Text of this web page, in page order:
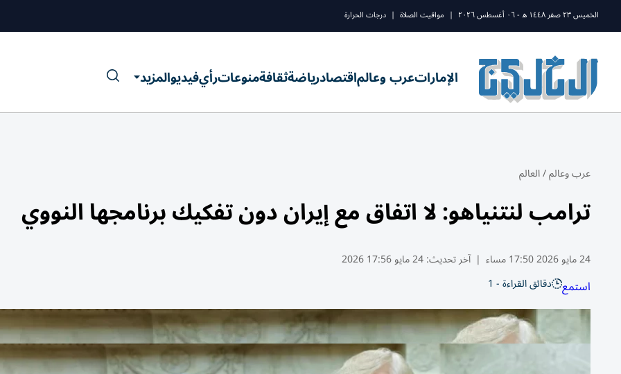
الخميس ٢٣ صفر ١٤٤٨ ه - ٠٦ أغسطس ٢٠٢٦ | مواقيت الصلاة | درجات الحرارة
الإماراتعرب وعالماقتصادرياضةثقافةمنوعاترأيفيديوالمزيد
عرب وعالم/العالم
ترامب لنتنياهو: لا اتفاق مع إيران دون تفكيك برنامجها النووي
24 مايو 2026 17:50 مساء | آخر تحديث:24 مايو 17:56 2026
استمع دقائق القراءة - 1